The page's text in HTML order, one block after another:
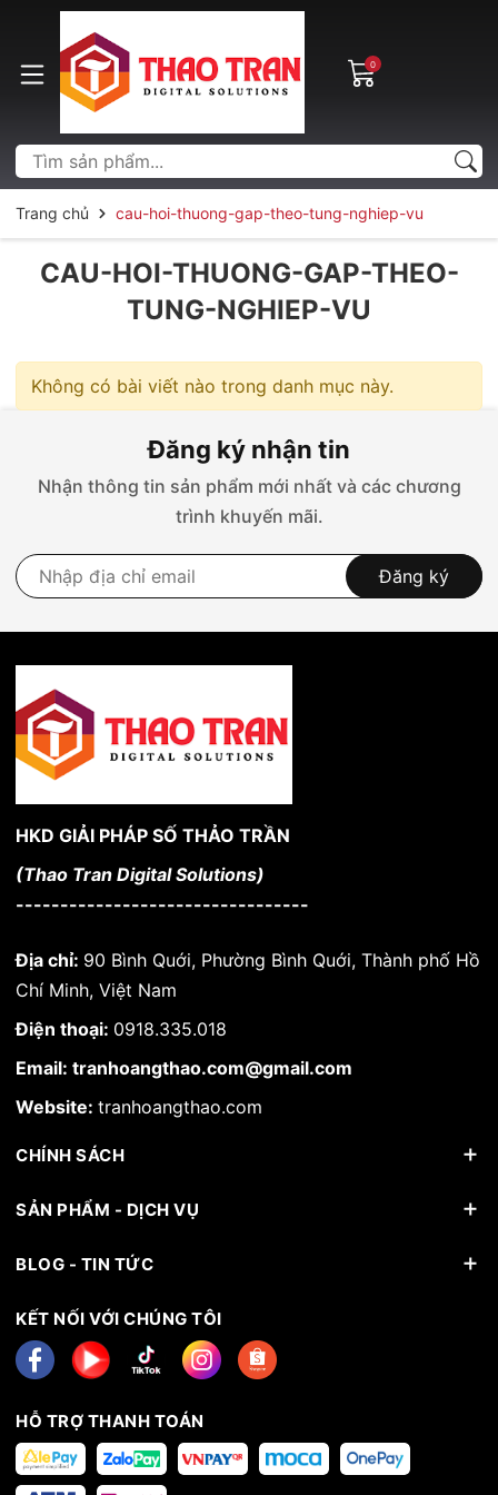
0
Trang chủ cau-hoi-thuong-gap-theo-tung-nghiep-vu
CAU-HOI-THUONG-GAP-THEO-
TUNG-NGHIEP-VU
Không có bài viết nào trong danh mục này.
Đăng ký nhận tin
Nhận thông tin sản phẩm mới nhất và các chương
trình khuyến mãi.
Đăng ký
HKD GIẢI PHÁP SỐ THẢO TRẦN
(Thao Tran Digital Solutions)
---------------------------------
Địa chỉ: 90 Bình Quới, Phường Bình Quới, Thành phố Hồ
Chí Minh, Việt Nam
Điện thoại: 0918.335.018
Email: tranhoangthao.com@gmail.com
Website: tranhoangthao.com
CHÍNH SÁCH
SẢN PHẨM - DỊCH VỤ
BLOG - TIN TỨC
KẾT NỐI VỚI CHÚNG TÔI
HỖ TRỢ THANH TOÁN